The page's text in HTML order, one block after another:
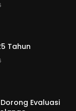
Tahun
Dorong Evaluasi